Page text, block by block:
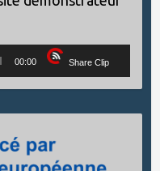
00:00 Share Clip